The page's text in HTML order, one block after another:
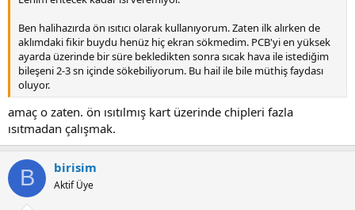
Ben halihazırda ön ısıtıcı olarak kullanıyorum. Zaten ilk alırken de
aklımdaki fikir buydu henüz hiç ekran sökmedim. PCB'yi en yüksek
ayarda üzerinde bir süre bekledikten sonra sıcak hava ile istediğim
bileşeni 2-3 sn içinde sökebiliyorum. Bu hail ile bile müthiş faydası
oluyor.
amaç o zaten. ön ısıtılmış kart üzerinde chipleri fazla
ısıtmadan çalışmak.
B birisim
Aktif Üye